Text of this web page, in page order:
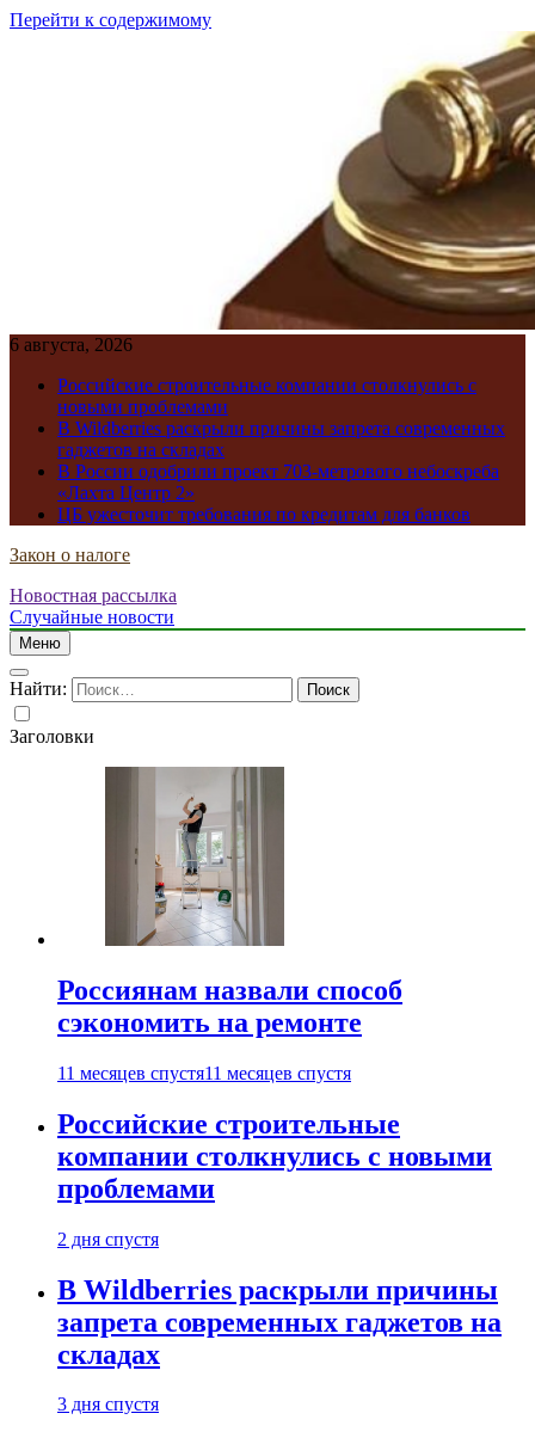
Перейти к содержимому
6 августа, 2026
Российские строительные компании столкнулись с
новыми проблемами
В Wildberries раскрыли причины запрета современных
гаджетов на складах
В России одобрили проект 703-метрового небоскреба
«Лахта Центр 2»
ЦБ ужесточит требования по кредитам для банков
Закон о налоге
Новостная рассылка
Случайные новости
Меню
Найти:
Заголовки
Россиянам назвали способ
сэкономить на ремонте
11 месяцев спустя11 месяцев спустя
Российские строительные
компании столкнулись с новыми
проблемами
2 дня спустя
В Wildberries раскрыли причины
запрета современных гаджетов на
складах
3 дня спустя